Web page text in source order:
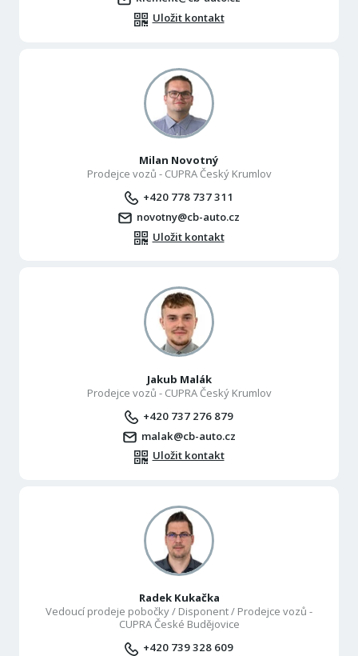
Uložit kontakt
Milan Novotný
Prodejce vozů - CUPRA Český Krumlov
+420 778 737 311
novotny@cb-auto.cz
Uložit kontakt
Jakub Malák
Prodejce vozů - CUPRA Český Krumlov
+420 737 276 879
malak@cb-auto.cz
Uložit kontakt
Radek Kukačka
Vedoucí prodeje pobočky / Disponent / Prodejce vozů -
CUPRA České Budějovice
+420 739 328 609